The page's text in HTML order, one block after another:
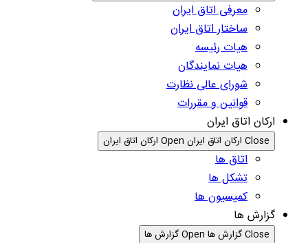
معرفی اتاق ایران
ساختار اتاق ایران
هیات رئیسه
هیات نمایندگان
شورای عالی نظارت
قوانین و مقررات
ارکان اتاق ایران
Close ارکان اتاق ایران Open ارکان اتاق ایران
اتاق ها
تشکل ها
کمیسیون ها
گزارش ها
Close گزارش ها Open گزارش ها